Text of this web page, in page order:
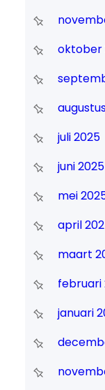
oktober
juli 2025
juni 2025
mei
april
maart
februari
januari